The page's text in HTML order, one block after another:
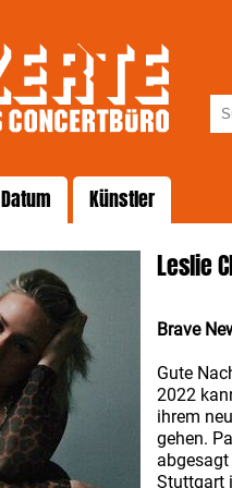
Datum Künstler
Leslie
Brave
Gute
2022
ihrem
gehen.
Stuttgart